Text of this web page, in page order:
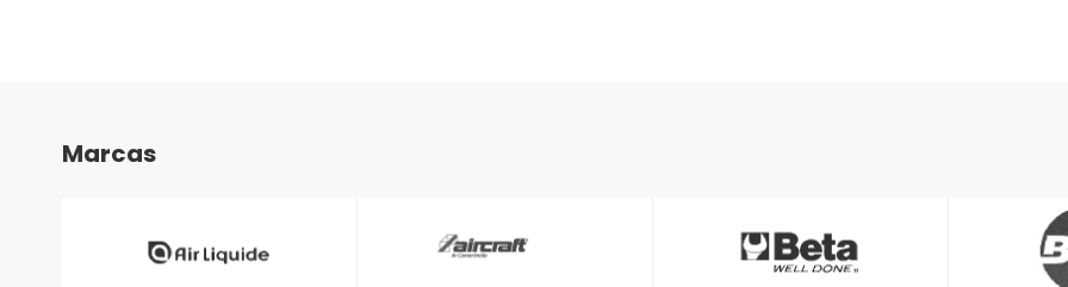
Marcas